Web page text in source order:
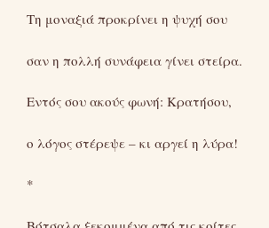
Τη μοναξιά προκρίνει η ψυχή σου
σαν η πολλή συνάφεια γίνει στείρα.
Εντός σου ακούς φωνή: Κρατήσου,
ο λόγος στέρεψε – κι αργεί η λύρα!
*